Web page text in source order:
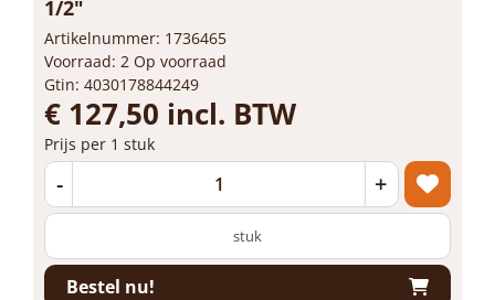
1/2"
Artikelnummer: 1736465
Voorraad: 2 Op voorraad
Gtin: 4030178844249
€ 127,50 incl. BTW
Prijs per 1 stuk
- +
stuk
Bestel nu!